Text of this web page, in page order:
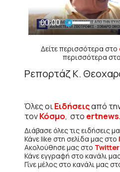
Δείτε περισσότερα στο
περισσότερα στο
Ρεπορτάζ Κ.
Όλες οιΕιδήσειςαπό
τονΚόσμο, στο
Διάβασε όλες τις ειδήσεις
Κάνε like στη σελίδα μας στο
Ακολούθησε μας στο Twitter
Κάνε εγγραφή στο κανάλι
Γίνε μέλος στο κανάλι μας